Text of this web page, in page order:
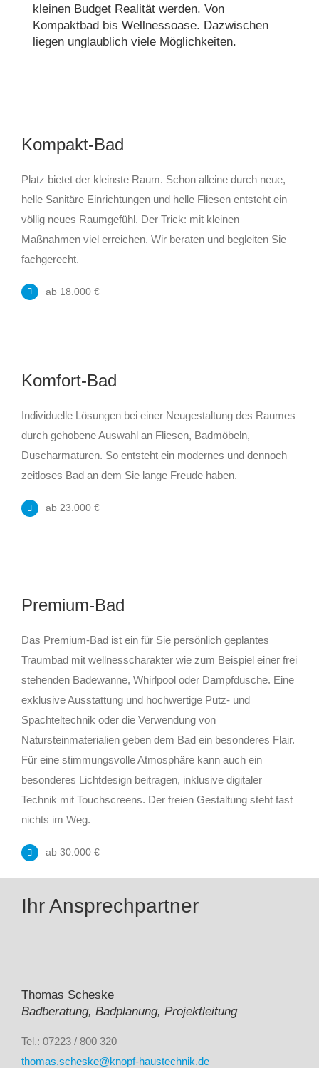
kleinen Budget Realität werden. Von
Kompaktbad bis Wellnessoase. Dazwischen
liegen unglaublich viele Möglichkeiten.
Kompakt-Bad
Platz bietet der kleinste Raum. Schon alleine durch neue,
helle Sanitäre Einrichtungen und helle Fliesen entsteht ein
völlig neues Raumgefühl. Der Trick: mit kleinen
Maßnahmen viel erreichen. Wir beraten und begleiten Sie
fachgerecht.
ab 18.000 €
Komfort-Bad
Individuelle Lösungen bei einer Neugestaltung des Raumes
durch gehobene Auswahl an Fliesen, Badmöbeln,
Duscharmaturen. So entsteht ein modernes und dennoch
zeitloses Bad an dem Sie lange Freude haben.
ab 23.000 €
Premium-Bad
Das Premium-Bad ist ein für Sie persönlich geplantes
Traumbad mit wellnesscharakter wie zum Beispiel einer frei
stehenden Badewanne, Whirlpool oder Dampfdusche. Eine
exklusive Ausstattung und hochwertige Putz- und
Spachteltechnik oder die Verwendung von
Natursteinmaterialien geben dem Bad ein besonderes Flair.
Für eine stimmungsvolle Atmosphäre kann auch ein
besonderes Lichtdesign beitragen, inklusive digitaler
Technik mit Touchscreens. Der freien Gestaltung steht fast
nichts im Weg.
ab 30.000 €
Ihr Ansprechpartner
Thomas Scheske
Badberatung, Badplanung, Projektleitung
Tel.: 07223 / 800 320
thomas.scheske@knopf-haustechnik.de